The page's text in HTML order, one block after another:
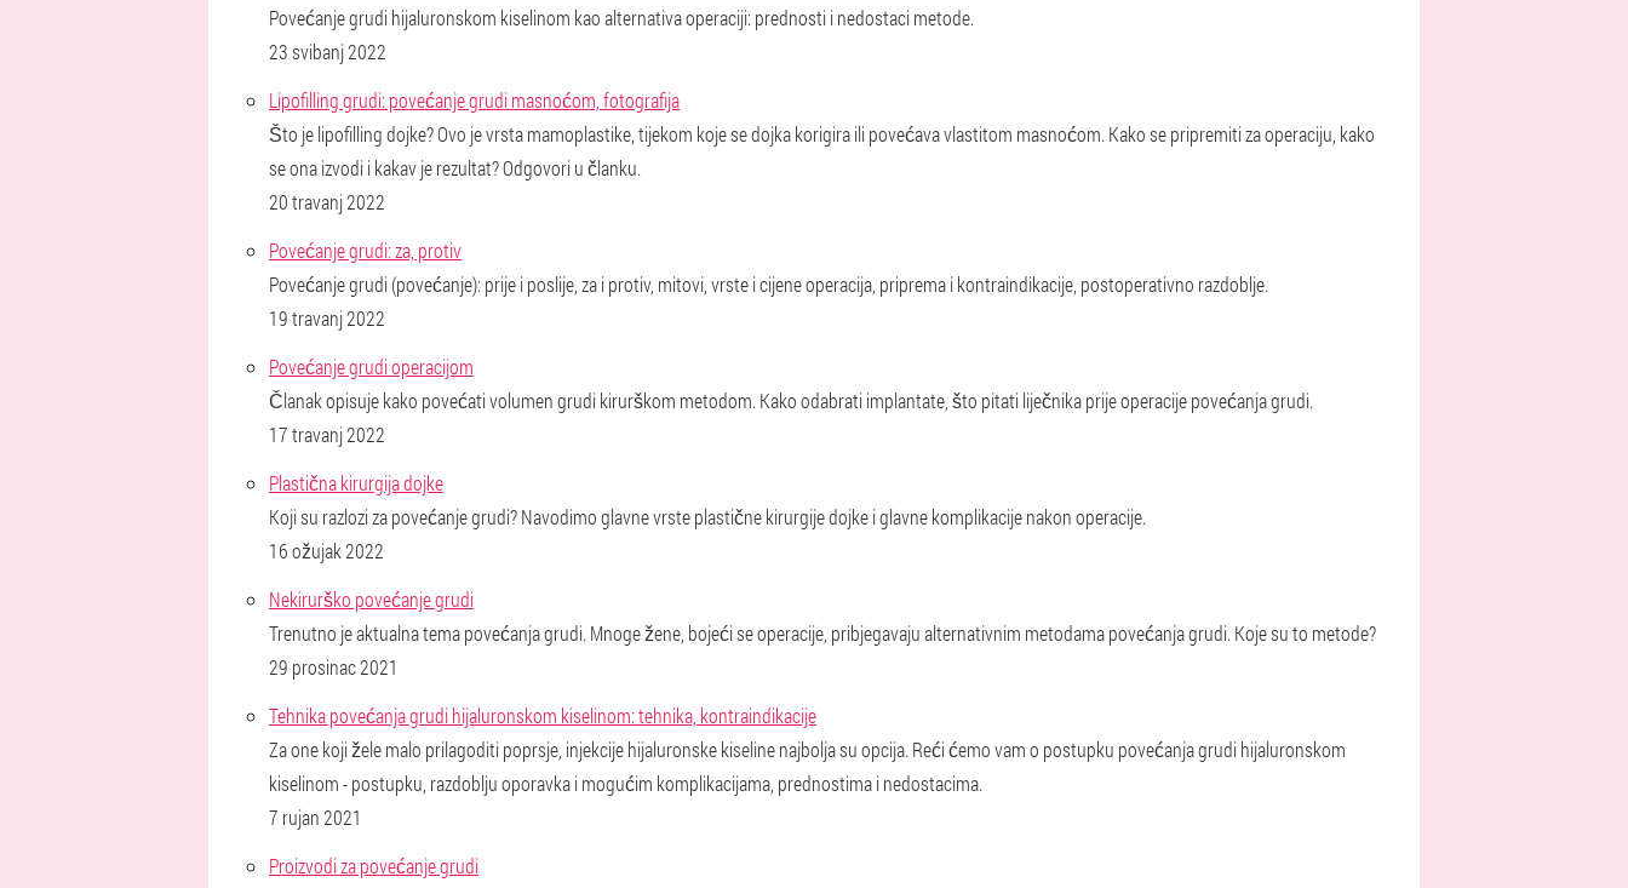
Povećanje grudi hijaluronskom kiselinom kao alternativa operaciji: prednosti i nedostaci metode.
23 svibanj 2022
Lipofilling grudi: povećanje grudi masnoćom, fotografija
Što je lipofilling dojke? Ovo je vrsta mamoplastike, tijekom koje se dojka korigira ili povećava vlastitom masnoćom. Kako se pripremiti za operaciju, kako
se ona izvodi i kakav je rezultat? Odgovori u članku.
20 travanj 2022
Povećanje grudi: za, protiv
Povećanje grudi (povećanje): prije i poslije, za i protiv, mitovi, vrste i cijene operacija, priprema i kontraindikacije, postoperativno razdoblje.
19 travanj 2022
Povećanje grudi operacijom
Članak opisuje kako povećati volumen grudi kirurškom metodom. Kako odabrati implantate, što pitati liječnika prije operacije povećanja grudi.
17 travanj 2022
Plastična kirurgija dojke
Koji su razlozi za povećanje grudi? Navodimo glavne vrste plastične kirurgije dojke i glavne komplikacije nakon operacije.
16 ožujak 2022
Nekirurško povećanje grudi
Trenutno je aktualna tema povećanja grudi. Mnoge žene, bojeći se operacije, pribjegavaju alternativnim metodama povećanja grudi. Koje su to metode?
29 prosinac 2021
Tehnika povećanja grudi hijaluronskom kiselinom: tehnika, kontraindikacije
Za one koji žele malo prilagoditi poprsje, injekcije hijaluronske kiseline najbolja su opcija. Reći ćemo vam o postupku povećanja grudi hijaluronskom
kiselinom - postupku, razdoblju oporavka i mogućim komplikacijama, prednostima i nedostacima.
7 rujan 2021
Proizvodi za povećanje grudi